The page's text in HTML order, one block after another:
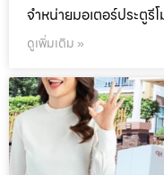
จำหน่ายมอเตอร์ประตูรี
ดูเพิ่มเติม »